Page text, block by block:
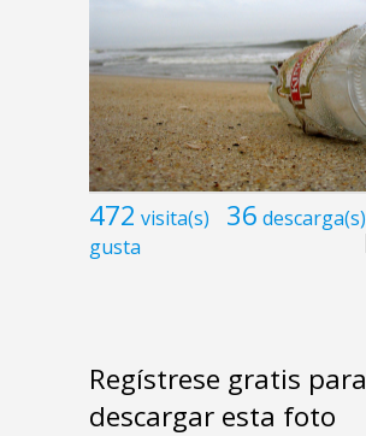
472 visita(s) 36 descarga(s)
gusta
Regístrese gratis para
descargar esta foto